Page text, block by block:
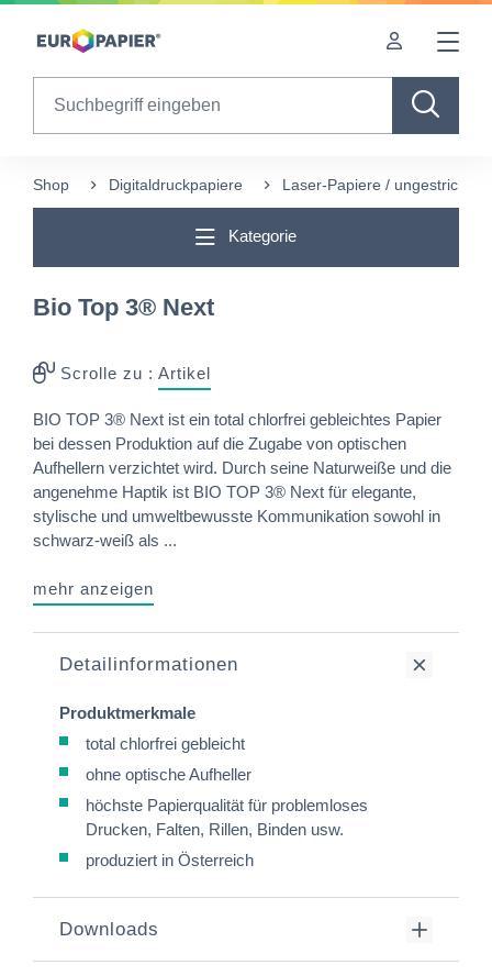
Table Of Content
Ergänzende Produkte
Shop Digitaldruckpapiere Laser-Papiere / ungestrichen
Kategorie
Bio Top 3® Next
Scrolle zu : Artikel
BIO TOP 3® Next ist ein total chlorfrei gebleichtes Papier
bei dessen Produktion auf die Zugabe von optischen
Aufhellern verzichtet wird. Durch seine Naturweiße und die
angenehme Haptik ist BIO TOP 3® Next für elegante,
stylische und umweltbewusste Kommunikation sowohl in
schwarz-weiß als ...
mehr anzeigen
Detailinformationen
Produktmerkmale
total chlorfrei gebleicht
ohne optische Aufheller
höchste Papierqualität für problemloses
Drucken, Falten, Rillen, Binden usw.
produziert in Österreich
Downloads